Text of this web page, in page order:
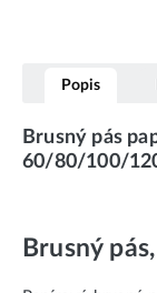
Popis
Brusný pás
60/80/100/
Brusný